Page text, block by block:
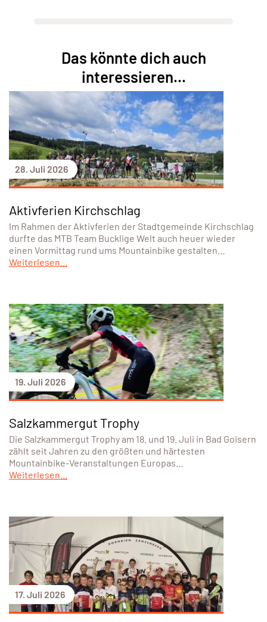
Das könnte dich auch
interessieren...
28. Juli 2026
Aktivferien Kirchschlag
Im Rahmen der Aktivferien der Stadtgemeinde Kirchschlag
durfte das MTB Team Bucklige Welt auch heuer wieder
einen Vormittag rund ums Mountainbike gestalten…
Weiterlesen...
19. Juli 2026
Salzkammergut Trophy
Die Salzkammergut Trophy am 18. und 19. Juli in Bad Goisern
zählt seit Jahren zu den größten und härtesten
Mountainbike-Veranstaltungen Europas…
Weiterlesen...
17. Juli 2026